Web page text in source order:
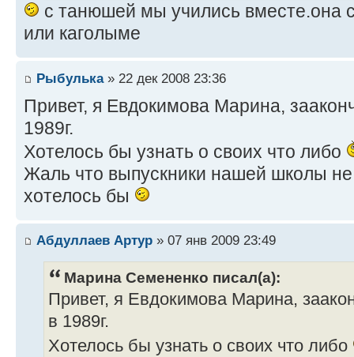
с танюшей мы учились вместе.она
или каголыме
Рыбулька» 22 дек 2008 23:36
Привет, я Евдокимова Марина,
1989г.
Хотелось бы узнать о своих что либо
Жаль что выпускники нашей школы не
хотелось бы
Абдуллаев Артур » 07 янв 2009 23:49
Марина Семененко писал(а):
Привет, я Евдокимова Марина,
в 1989г.
Хотелось бы узнать о своих что либо